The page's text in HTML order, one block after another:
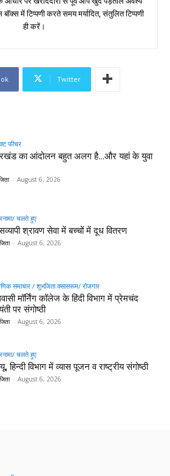
में टिप्पणी करते समय मर्यादित, संतुलित टिप्पणी
ही करें।
Twitter
फीचर
का आंदोलन बहुत अलग है…और यहां के युवा
- August 6, 2026
चलते हुए
श्रावण सेवा में बच्चों में दूध वितरण
- August 6, 2026
समाचार / शुभजिता क्सासरूम/ रोजगार
मॉर्निंग कॉलेज के हिंदी विभाग में प्रेमचंद
पर संगोष्ठी
- August 6, 2026
चलते हुए
हिन्दी विभाग में व्यास पूजन व राष्ट्रीय संगोष्ठी
- August 6, 2026